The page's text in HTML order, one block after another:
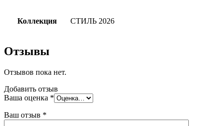
Коллекция СТИЛЬ 2026
Отзывы
Отзывов пока нет.
Добавить отзыв
Ваша оценка *
Ваш отзыв *